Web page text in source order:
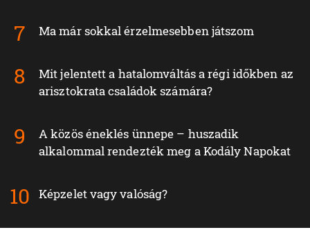
Ma már sokkal érzelmesebben játszom
Mit jelentett a hatalomváltás a régi időkben az
arisztokrata családok számára?
A közös éneklés ünnepe – huszadik
alkalommal rendezték meg a Kodály Napokat
Képzelet vagy valóság?